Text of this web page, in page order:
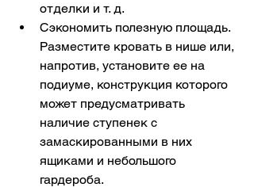
отделки и т. д.
Сэкономить полезную площадь.
Разместите кровать в нише или,
напротив, установите ее на
подиуме, конструкция которого
может предусматривать
наличие ступенек с
замаскированными в них
ящиками и небольшого
гардероба.